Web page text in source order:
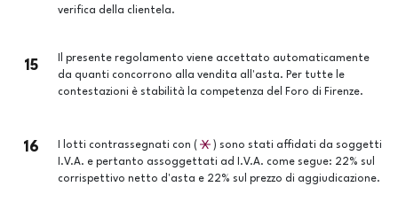
verifica della clientela.
15
da quanti concorrono alla vendita all'asta. Per tutte le
contestazioni è stabilità la competenza del Foro di Firenze.
16 I lotti contrassegnati con (
) sono stati affidati da soggetti
I.V.A. e pertanto assoggettati ad I.V.A. come segue: 22% sul
corrispettivo netto d'asta e 22% sul prezzo di aggiudicazione.